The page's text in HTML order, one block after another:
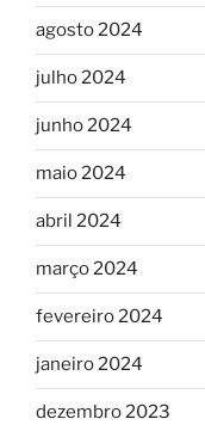
agosto 2024
julho 2024
junho 2024
maio 2024
abril 2024
março 2024
fevereiro 2024
janeiro 2024
dezembro 2023